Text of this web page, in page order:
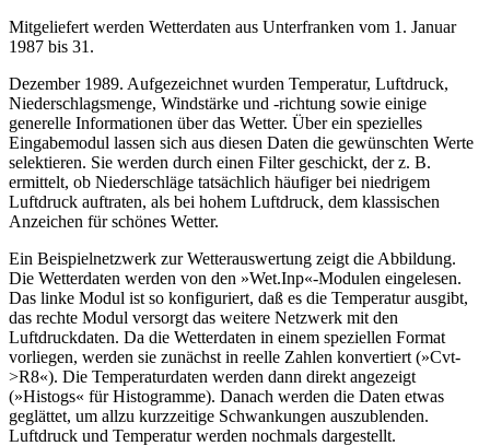
Mitgeliefert werden Wetterdaten aus Unterfranken vom 1. Januar
1987 bis 31.
Dezember 1989. Aufgezeichnet wurden Temperatur, Luftdruck,
Niederschlagsmenge, Windstärke und -richtung sowie einige
generelle Informationen über das Wetter. Über ein spezielles
Eingabemodul lassen sich aus diesen Daten die gewünschten Werte
selektieren. Sie werden durch einen Filter geschickt, der z. B.
ermittelt, ob Niederschläge tatsächlich häufiger bei niedrigem
Luftdruck auftraten, als bei hohem Luftdruck, dem klassischen
Anzeichen für schönes Wetter.
Ein Beispielnetzwerk zur Wetterauswertung zeigt die Abbildung.
Die Wetterdaten werden von den »Wet.Inp«-Modulen eingelesen.
Das linke Modul ist so konfiguriert, daß es die Temperatur ausgibt,
das rechte Modul versorgt das weitere Netzwerk mit den
Luftdruckdaten. Da die Wetterdaten in einem speziellen Format
vorliegen, werden sie zunächst in reelle Zahlen konvertiert (»Cvt-
>R8«). Die Temperaturdaten werden dann direkt angezeigt
(»Histogs« für Histogramme). Danach werden die Daten etwas
geglättet, um allzu kurzzeitige Schwankungen auszublenden.
Luftdruck und Temperatur werden nochmals dargestellt.